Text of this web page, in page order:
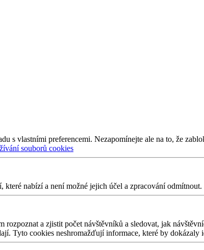
s vlastními preferencemi. Nezapomínejte ale na to, že
souborů cookies
nabízí a není možné jejich účel a zpracování odmítnout.
a zjistit počet návštěvníků a sledovat, jak
Tyto cookies neshromažďují informace, které by dokázaly